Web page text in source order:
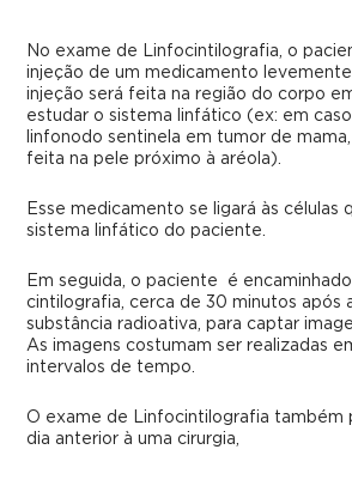
No exame de Linfocintilografia, o
injeção de um medicamento
injeção será feita na região do corpo
estudar o sistema linfático (ex: em
linfonodo sentinela em tumor de
feita na pele próximo à aréola).
Esse medicamento se ligará às células
sistema linfático do paciente.
Em seguida, o paciente é
cintilografia, cerca de 30 minutos após
substância radioativa, para captar
As imagens costumam ser realizadas
intervalos de tempo.
O exame de Linfocintilografia também
dia anterior à uma cirurgia,